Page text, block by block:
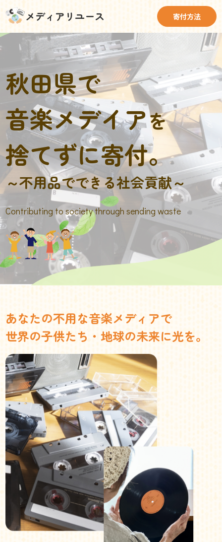
メディアリユース 寄付方法
秋田県で
音楽メデイアを
捨てずに寄付。
～不用品でできる社会貢献～
Contributing to society through sending waste
あなたの不用な音楽メディアで
世界の子供たち・地球の未来に光を。